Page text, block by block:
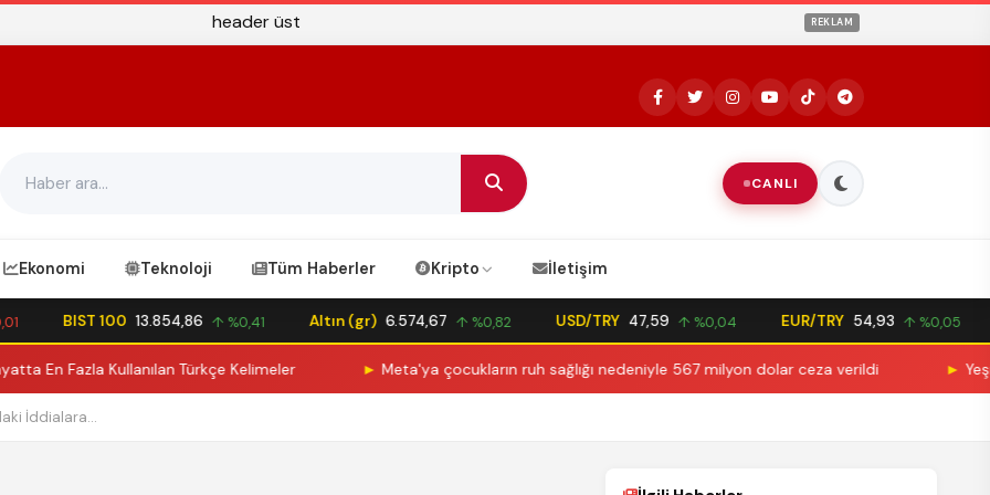
REKLAM
CANLI
Ekonomi Teknoloji Tüm Haberler Kripto İletişim
BIST 100 13.854,86 ↑ %0,41 Altın (gr) 6.574,67 ↑ %0,82 USD/TRY 47,59 ↑ %0,04 EUR/TRY 54,93 ↑ %0,05
Fazla Kullanılan Türkçe Kelimeler Meta'ya çocukların ruh sağlığı nedeniyle 567 milyon dolar ceza verildi
İddialara...